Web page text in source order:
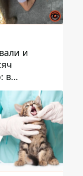
и
в
двух